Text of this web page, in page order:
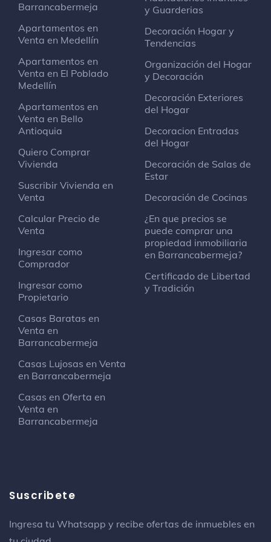
Tiendas Emporio
Gran tienda
carrera 17 #49 31 barrancabermeja
Estación Parnaso - ESSA
La Farra bar
Bar
Centro de lubricación Moya
Gasolinera
Ecopetrol - Direccion de tecnologia de
Información (Bloque 7)
Oficina
Hotel Millenium
Hotel
Galán
Barrio
DIAN Barrancabermeja
Ecopetrol Oficinas 25 de Agosto
Barrancabermeja
Apartamentos en
Venta en Medellín
Apartamentos en
Venta en El Poblado
Medellín
Apartamentos en
Venta en Bello
Antioquia
Quiero Comprar
Vivienda
Suscribir Vivienda en
Venta
Calcular Precio de
Venta
Ingresar como
Comprador
Ingresar como
Propietario
Casas Baratas en
Venta en
Barrancabermeja
Casas Lujosas en Venta
en Barrancabermeja
Casas en Oferta en
Venta en
Barrancabermeja
y Guarderias
Decoración Hogar y
Tendencias
Organización del Hogar
y Decoración
Decoración Exteriores
del Hogar
Decoracion Entradas
del Hogar
Decoración de Salas de
Estar
Decoración de Cocinas
¿En que precios se
puede comprar una
propiedad inmobiliaria
en Barrancabermeja?
Certificado de Libertad
y Tradición
Suscribete
Ingresa tu Whatsapp y recibe ofertas de inmuebles en